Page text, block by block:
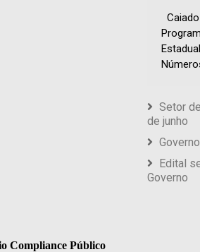
Setor
de junho
Edital
Governo
Compliance Público